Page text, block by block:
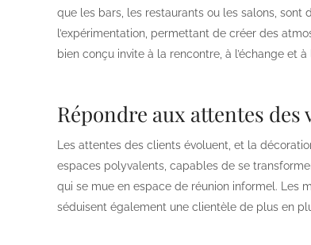
que les bars, les restaurants ou les salons, sont
l’expérimentation, permettant de créer des
bien conçu invite à la rencontre, à l’échange et
Répondre aux attentes
Les attentes des clients évoluent, et la
espaces polyvalents, capables de se
qui se mue en espace de réunion informel. Les
séduisent également une clientèle de plus en